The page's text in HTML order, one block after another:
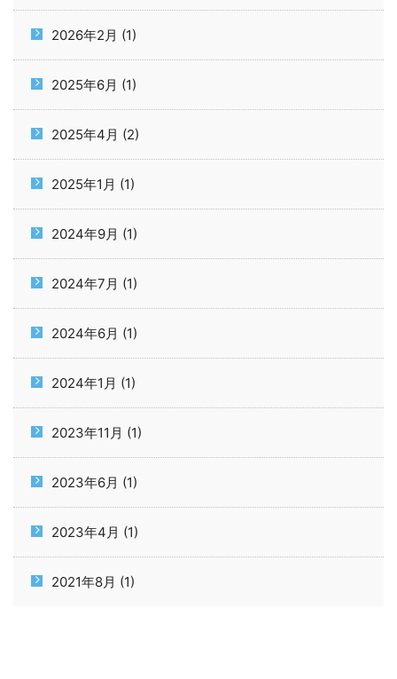
2026年2月 (1)
2025年6月 (1)
2025年4月 (2)
2025年1月 (1)
2024年9月 (1)
2024年7月 (1)
2024年6月 (1)
2024年1月 (1)
2023年11月 (1)
2023年6月 (1)
2023年4月 (1)
2021年8月 (1)